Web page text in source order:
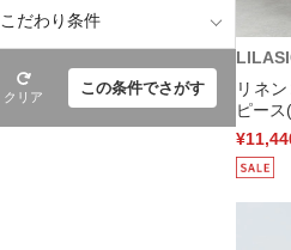
こだわり条件
クリア この条件でさがす
リネ
ピー